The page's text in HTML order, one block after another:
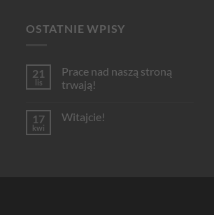
OSTATNIE WPISY
21
lis
Prace nad naszą stroną
trwają!
do
17
kwi
Witajcie!